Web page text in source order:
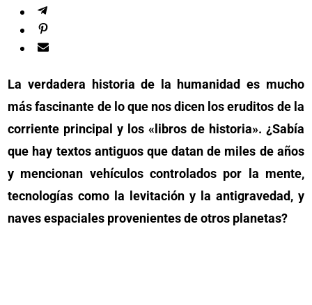
La verdadera historia de la humanidad es mucho
más fascinante de lo que nos dicen los eruditos de la
corriente principal y los «libros de historia». ¿Sabía
que hay textos antiguos que datan de miles de años
y mencionan vehículos controlados por la mente,
tecnologías como la levitación y la antigravedad, y
naves espaciales provenientes de otros planetas?